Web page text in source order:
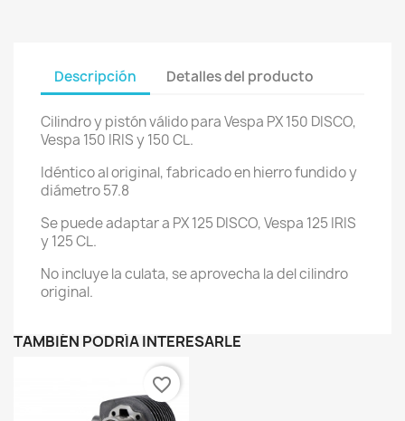
Descripción Detalles del producto
Cilindro y pistón válido para Vespa PX 150 DISCO,
Vespa 150 IRIS y 150 CL.
Idéntico al original, fabricado en hierro fundido y
diámetro 57.8
Se puede adaptar a PX 125 DISCO, Vespa 125 IRIS
y 125 CL.
No incluye la culata, se aprovecha la del cilindro
original.
TAMBIÉN PODRÍA INTERESARLE
favorite_border